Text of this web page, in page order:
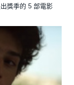
獎季的 5 部電影